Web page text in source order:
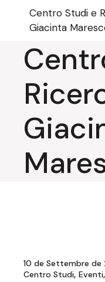
Centro Studi e
Giacinta
10 de Settembre de
Centro Studi Eventi